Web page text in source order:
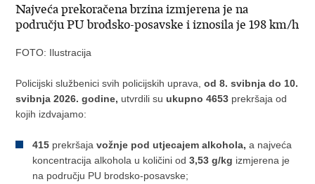
Najveća prekoračena brzina izmjerena je na
području PU brodsko-posavske i iznosila je 198 km/h
FOTO: Ilustracija
Policijski službenici svih policijskih uprava,od 8. svibnja do 10.
svibnja 2026. godine, utvrdili suukupno 4653 prekršaja od
kojih izdvajamo:
415 prekršajavožnje pod utjecajem alkohola,a najveća
koncentracija alkohola u količini od3,53 g/kg izmjerena je
na području PU brodsko-posavske;